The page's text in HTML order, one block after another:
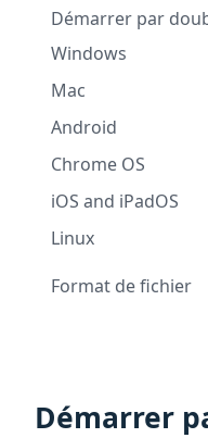
Démarrer par
Windows
Mac
Android
Chrome OS
iOS and iPadOS
Linux
Format de fichier
Démarrer